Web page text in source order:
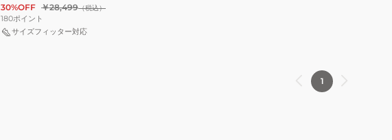
30%OFF ￥28,499（税込）
180ポイント
サイズフィッター対応
1